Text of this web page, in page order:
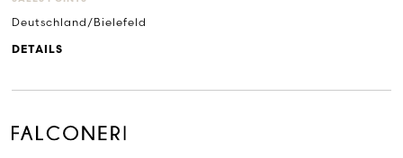
Deutschland/Bielefeld
DETAILS